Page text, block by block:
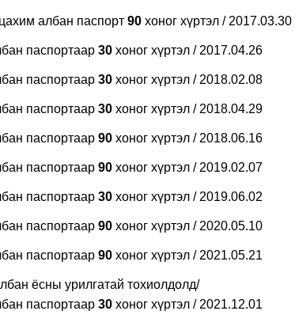
албан паспорт 90 хоног хүртэл / 2017.03.30
паспортаар 30 хоног хүртэл / 2017.04.26
паспортаар 30 хоног хүртэл / 2018.02.08
паспортаар 30 хоног хүртэл / 2018.04.29
паспортаар 90 хоног хүртэл / 2018.06.16
паспортаар 90 хоног хүртэл / 2019.02.07
паспортаар 30 хоног хүртэл / 2019.06.02
паспортаар 90 хоног хүртэл / 2020.05.10
паспортаар 90 хоног хүртэл / 2021.05.21
ёсны урилгатай тохиолдолд/
паспортаар 30 хоног хүртэл / 2021.12.01